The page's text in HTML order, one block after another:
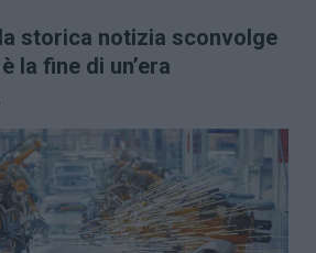
la storica notizia sconvolge
la fine di un’era